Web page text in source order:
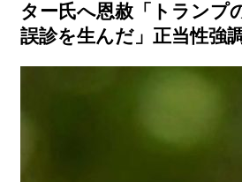
ター氏へ恩赦「トランプ
誤診を生んだ」正当性強調